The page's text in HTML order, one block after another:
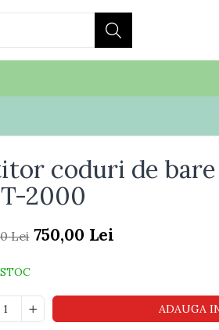
coduri de
2000
Lei 750,00 Lei
ADAUGA